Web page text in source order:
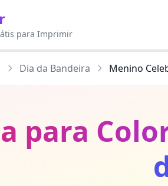
para Imprimir
Dia da Bandeira Menino
para